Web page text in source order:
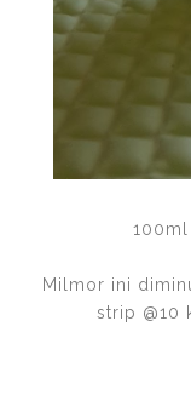
100ml
Milmor ini
strip @10